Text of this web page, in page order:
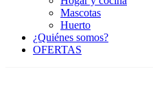
Mascotas
Huerto
¿Quiénes somos?
OFERTAS